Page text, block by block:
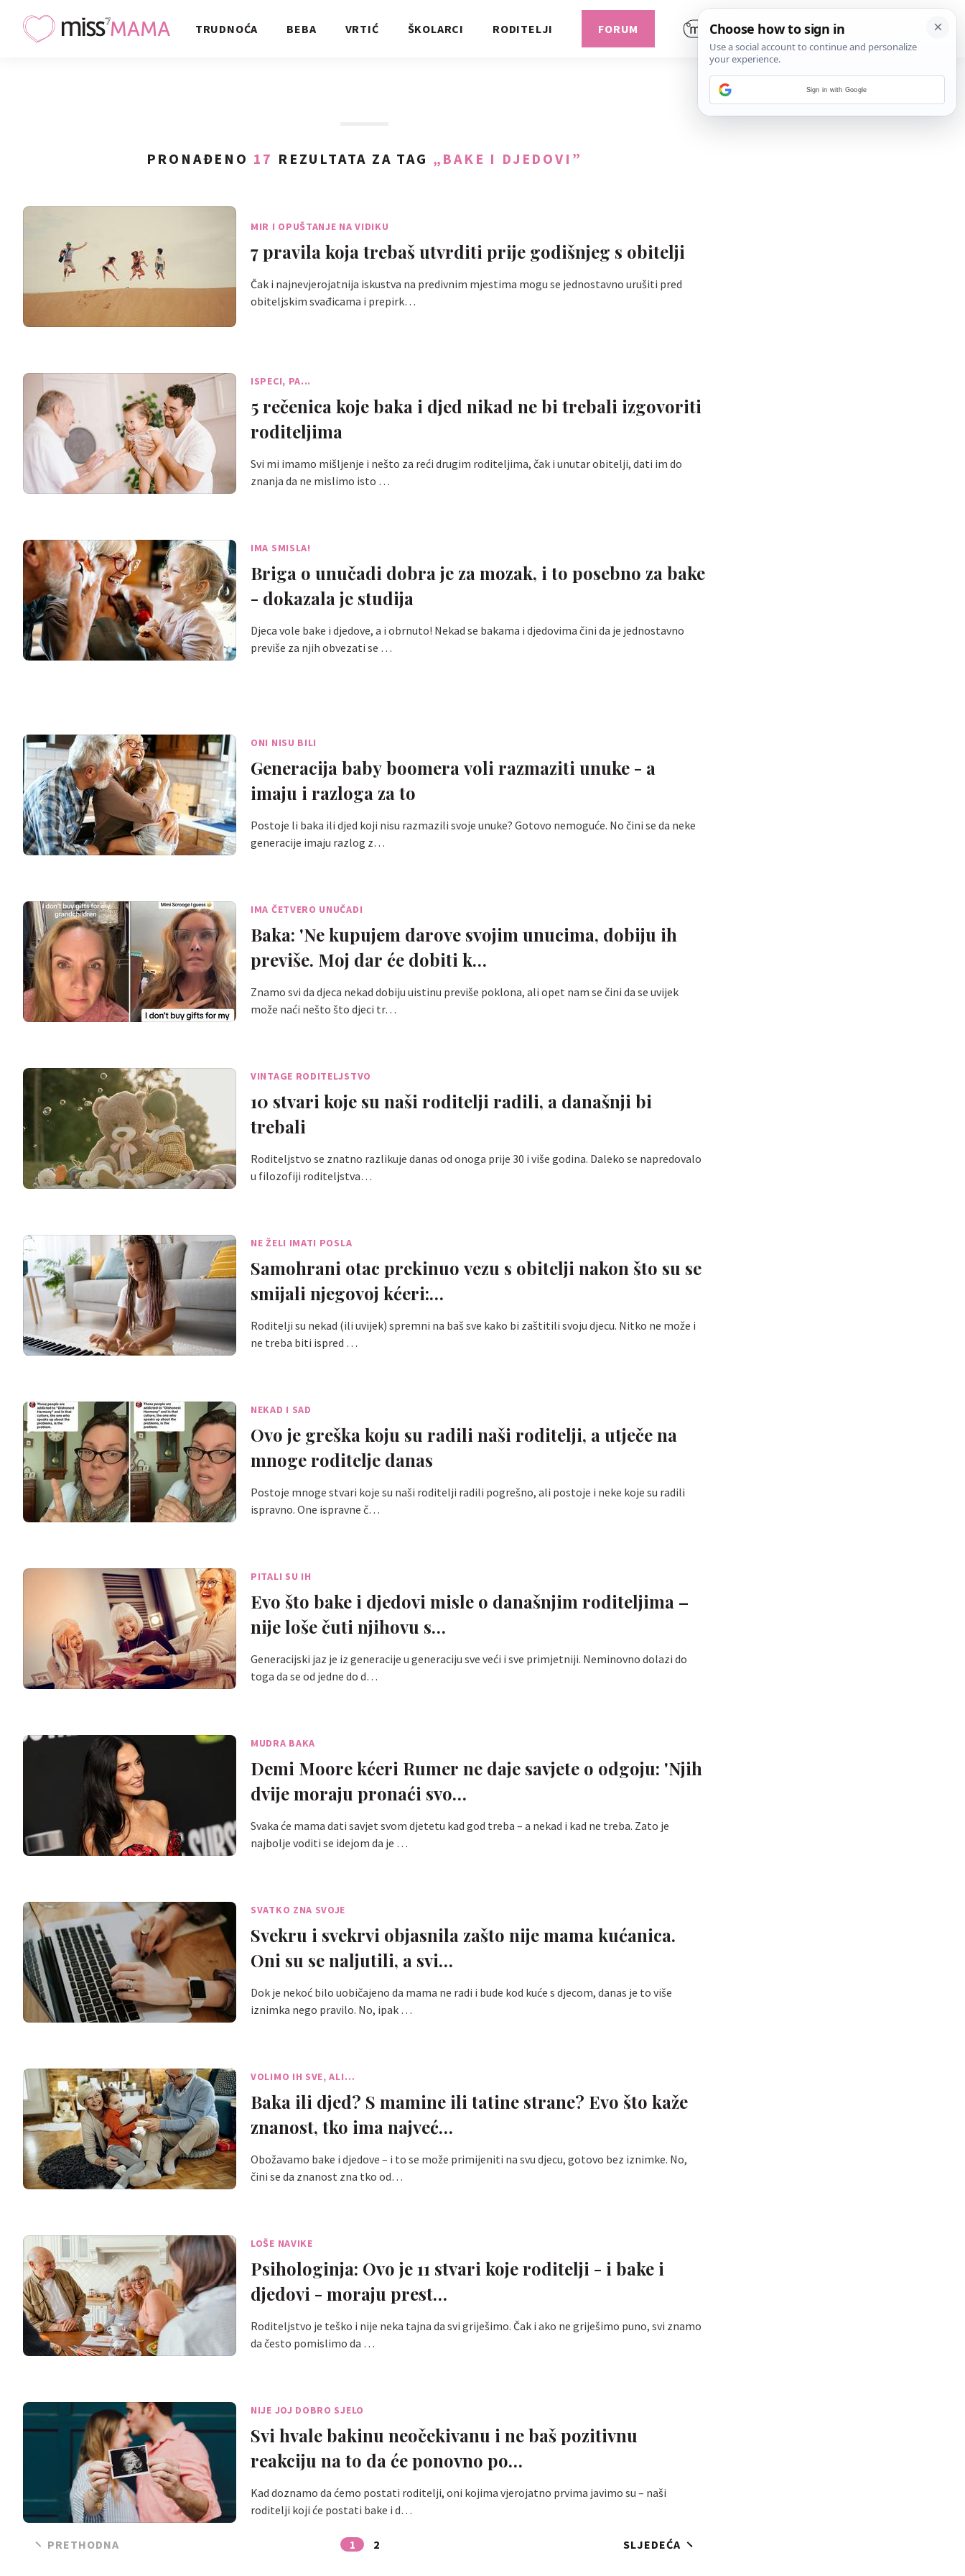
TRUDNOĆA BEBA VRTIĆ ŠKOLARCI RODITELJI FORUM
PRONAĐENO 17 REZULTATA ZA TAG „BAKE I DJEDOVI”
MIR I OPUŠTANJE NA VIDIKU
7 pravila koja trebaš utvrditi prije godišnjeg s obitelji
Čak i najnevjerojatnija iskustva na predivnim mjestima mogu se jednostavno urušiti pred
obiteljskim svađicama i prepirk…
ISPECI, PA...
5 rečenica koje baka i djed nikad ne bi trebali izgovoriti
roditeljima
Svi mi imamo mišljenje i nešto za reći drugim roditeljima, čak i unutar obitelji, dati im do
znanja da ne mislimo isto …
IMA SMISLA!
Briga o unučadi dobra je za mozak, i to posebno za bake
- dokazala je studija
Djeca vole bake i djedove, a i obrnuto! Nekad se bakama i djedovima čini da je jednostavno
previše za njih obvezati se …
ONI NISU BILI
Generacija baby boomera voli razmaziti unuke - a
imaju i razloga za to
Postoje li baka ili djed koji nisu razmazili svoje unuke? Gotovo nemoguće. No čini se da neke
generacije imaju razlog z…
IMA ČETVERO UNUČADI
Baka: 'Ne kupujem darove svojim unucima, dobiju ih
previše. Moj dar će dobiti k…
Znamo svi da djeca nekad dobiju uistinu previše poklona, ali opet nam se čini da se uvijek
može naći nešto što djeci tr…
VINTAGE RODITELJSTVO
10 stvari koje su naši roditelji radili, a današnji bi
trebali
Roditeljstvo se znatno razlikuje danas od onoga prije 30 i više godina. Daleko se napredovalo
u filozofiji roditeljstva…
NE ŽELI IMATI POSLA
Samohrani otac prekinuo vezu s obitelji nakon što su se
smijali njegovoj kćeri:…
Roditelji su nekad (ili uvijek) spremni na baš sve kako bi zaštitili svoju djecu. Nitko ne može i
ne treba biti ispred …
NEKAD I SAD
Ovo je greška koju su radili naši roditelji, a utječe na
mnoge roditelje danas
Postoje mnoge stvari koje su naši roditelji radili pogrešno, ali postoje i neke koje su radili
ispravno. One ispravne č…
PITALI SU IH
Evo što bake i djedovi misle o današnjim roditeljima –
nije loše čuti njihovu s…
Generacijski jaz je iz generacije u generaciju sve veći i sve primjetniji. Neminovno dolazi do
toga da se od jedne do d…
MUDRA BAKA
Demi Moore kćeri Rumer ne daje savjete o odgoju: 'Njih
dvije moraju pronaći svo…
Svaka će mama dati savjet svom djetetu kad god treba – a nekad i kad ne treba. Zato je
najbolje voditi se idejom da je …
SVATKO ZNA SVOJE
Svekru i svekrvi objasnila zašto nije mama kućanica.
Oni su se naljutili, a svi…
Dok je nekoć bilo uobičajeno da mama ne radi i bude kod kuće s djecom, danas je to više
iznimka nego pravilo. No, ipak …
VOLIMO IH SVE, ALI…
Baka ili djed? S mamine ili tatine strane? Evo što kaže
znanost, tko ima najveć…
Obožavamo bake i djedove – i to se može primijeniti na svu djecu, gotovo bez iznimke. No,
čini se da znanost zna tko od…
LOŠE NAVIKE
Psihologinja: Ovo je 11 stvari koje roditelji - i bake i
djedovi - moraju prest…
Roditeljstvo je teško i nije neka tajna da svi griješimo. Čak i ako ne griješimo puno, svi znamo
da često pomislimo da …
NIJE JOJ DOBRO SJELO
Svi hvale bakinu neočekivanu i ne baš pozitivnu
reakciju na to da će ponovno po…
Kad doznamo da ćemo postati roditelji, oni kojima vjerojatno prvima javimo su – naši
roditelji koji će postati bake i d…
PRETHODNA 1 2 SLJEDEĆA
Sign in with Google